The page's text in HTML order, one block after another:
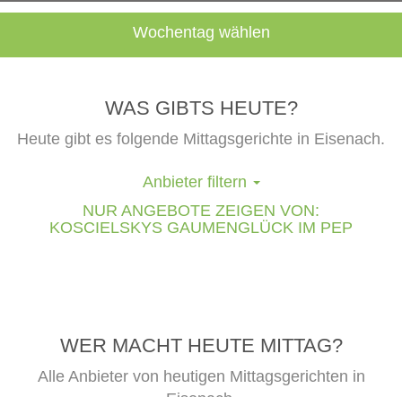
Wochentag wählen
WAS GIBTS HEUTE?
Heute gibt es folgende Mittagsgerichte in Eisenach.
Anbieter filtern
NUR ANGEBOTE ZEIGEN VON:
KOSCIELSKYS GAUMENGLÜCK IM PEP
WER MACHT HEUTE MITTAG?
Alle Anbieter von heutigen Mittagsgerichten in